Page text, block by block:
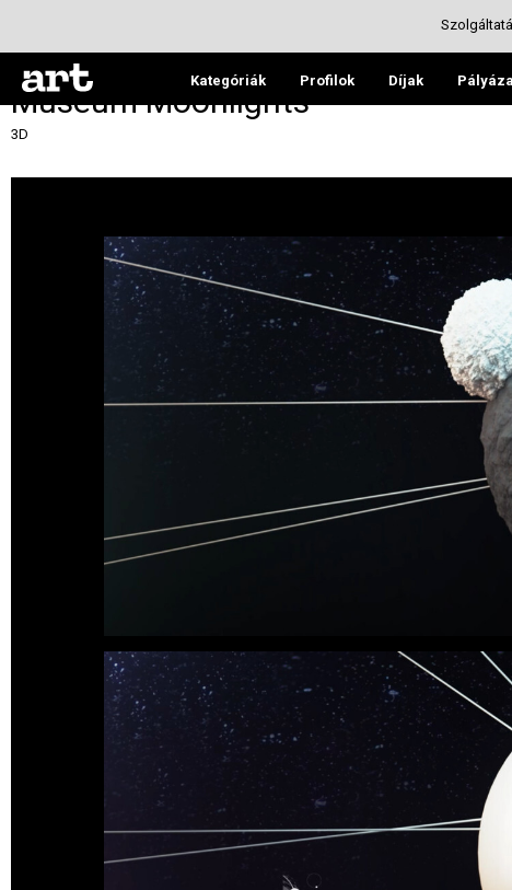
Kategóriák Profilok Díjak
Museum Moonlights
3D